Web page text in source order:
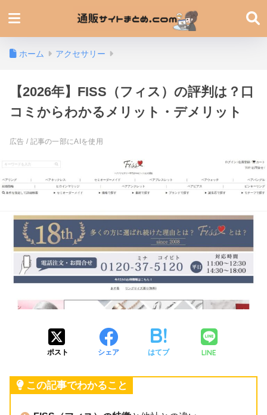
ホーム アクセサリー
【2026年】FISS（フィス）の評判は？口
コミからわかるメリット・デメリット
ポスト シェア はてブ LINE
この記事でわかること